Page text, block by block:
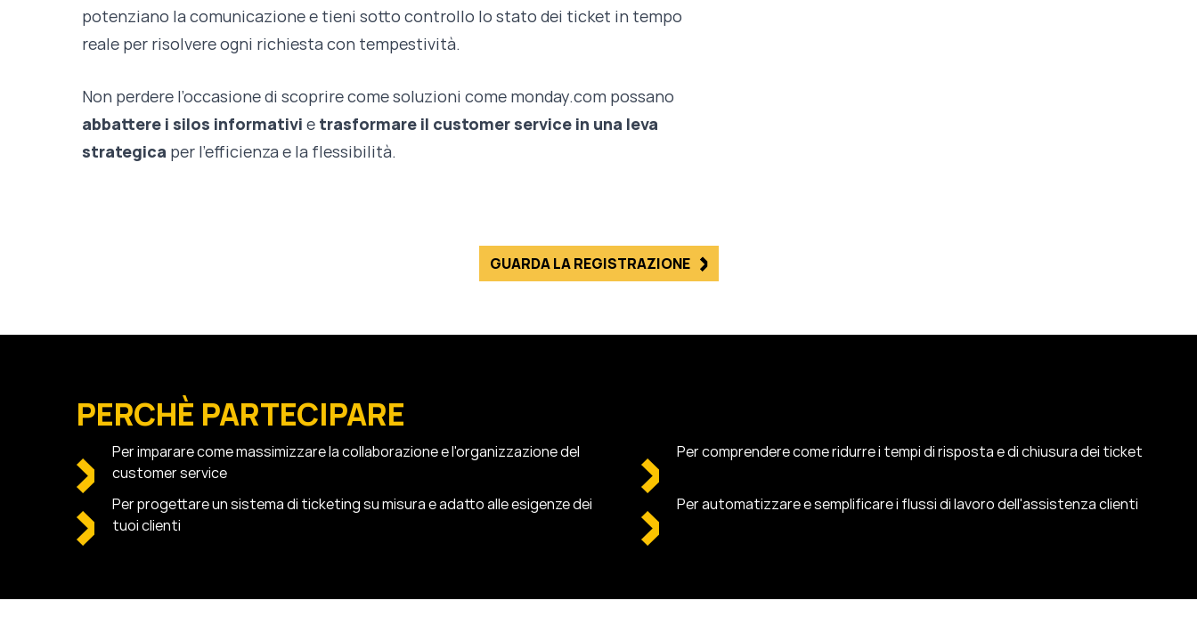
potenziano la comunicazione e tieni sotto controllo lo stato dei ticket in tempo
reale per risolvere ogni richiesta con tempestività.
Non perdere l’occasione di scoprire come soluzioni come monday.com possano
abbattere i silos informativi e trasformare il customer service in una leva
strategica per l’efficienza e la flessibilità.
GUARDA LA REGISTRAZIONE
PERCHÈ PARTECIPARE
Per imparare come massimizzare la collaborazione e l'organizzazione del
customer service
Per comprendere come ridurre i tempi di risposta e di chiusura dei ticket
Per progettare un sistema di ticketing su misura e adatto alle esigenze dei
tuoi clienti
Per automatizzare e semplificare i flussi di lavoro dell'assistenza clienti